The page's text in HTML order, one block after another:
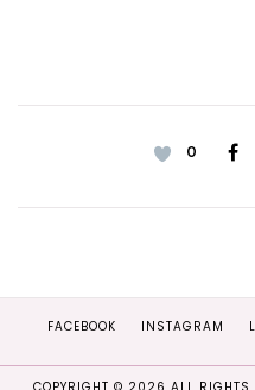
0
FACEBOOK INSTAGRAM